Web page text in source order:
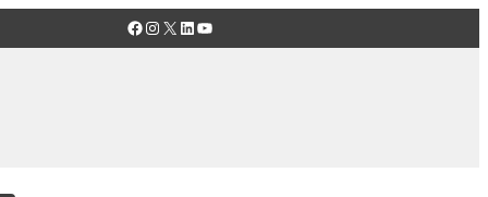
Facebook
Instagram
X LinkedIn
YouTube